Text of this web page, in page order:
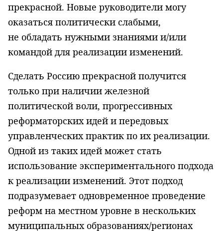
прекрасной. Новые руководители могу
оказаться политически слабыми,
не обладать нужными знаниями и/или
командой для реализации изменений.
Сделать Россию прекрасной получится
только при наличии железной
политической воли, прогрессивных
реформаторских идей и передовых
управленческих практик по их реализации.
Одной из таких идей может стать
использование экспериментального подхода
к реализации изменений. Этот подход
подразумевает одновременное проведение
реформ на местном уровне в нескольких
муниципальных образованиях/регионах